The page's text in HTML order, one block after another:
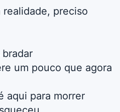
preciso
um pouco que agora
aqui para morrer